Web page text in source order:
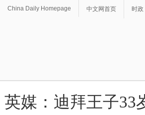
China Daily Homepage 中文网首页 时政
英媒：迪拜王子33